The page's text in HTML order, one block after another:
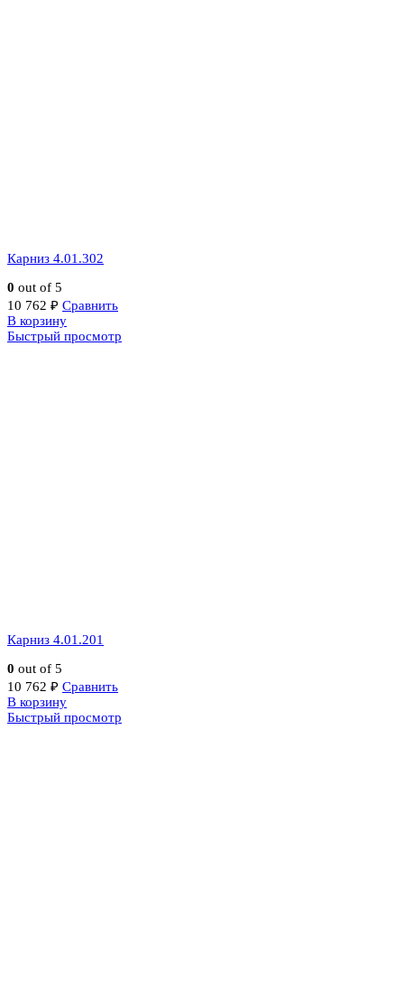
Карниз 4.01.302
0 out of 5
10 762 ₽ Сравнить
В корзину
Быстрый просмотр
Карниз 4.01.201
0 out of 5
10 762 ₽ Сравнить
В корзину
Быстрый просмотр